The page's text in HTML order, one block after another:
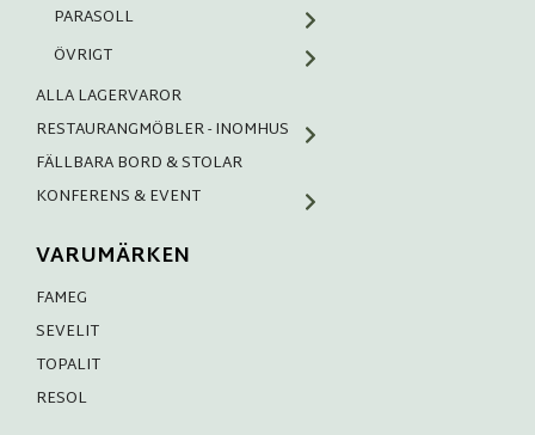
PARASOLL
ÖVRIGT
ALLA LAGERVAROR
RESTAURANGMÖBLER - INOMHUS
FÄLLBARA BORD & STOLAR
KONFERENS & EVENT
VARUMÄRKEN
FAMEG
SEVELIT
TOPALIT
RESOL